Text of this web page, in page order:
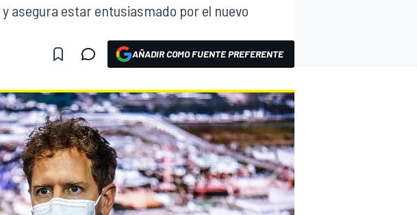
asegura estar entusiasmado por el nuevo
AÑADIR COMO FUENTE PREFERENTE